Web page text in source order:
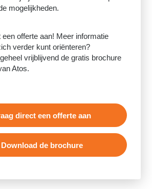
mogelijkheden.
een offerte aan! Meer informatie
verder kunt oriënteren?
vrijblijvend de gratis brochure
Atos.
direct een offerte aan
Download de brochure